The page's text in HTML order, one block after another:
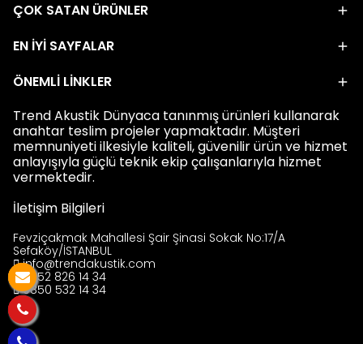
ÇOK SATAN ÜRÜNLER
EN İYİ SAYFALAR
ÖNEMLİ LİNKLER
Trend Akustik Dünyaca tanınmış ürünleri kullanarak
anahtar teslim projeler yapmaktadır. Müşteri
memnuniyeti ilkesiyle kaliteli, güvenilir ürün ve hizmet
anlayışıyla güçlü teknik ekip çalışanlarıyla hizmet
vermektedir.
İletişim Bilgileri
Fevziçakmak Mahallesi Şair Şinasi Sokak No:17/A
Sefaköy/İSTANBUL
info@trendakustik.com
0552 826 14 34
0850 532 14 34